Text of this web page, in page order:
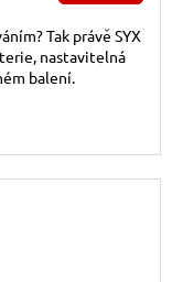
Tak právě SYX
nastavitelná
balení.